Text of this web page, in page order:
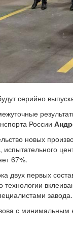
серийно
России
новых
67%.
двух первых
завода.
с минимальным